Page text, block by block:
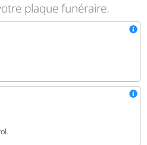
plaque funéraire.